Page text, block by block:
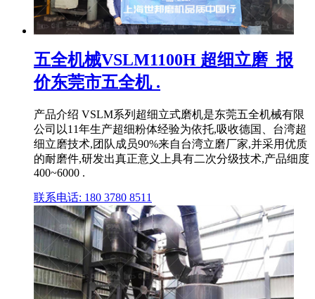
五全机械VSLM1100H 超细立磨_报
价东莞市五全机 .
产品介绍 VSLM系列超细立式磨机是东莞五全机械有限
公司以11年生产超细粉体经验为依托,吸收德国、台湾超
细立磨技术,团队成员90%来自台湾立磨厂家,并采用优质
的耐磨件,研发出真正意义上具有二次分级技术,产品细度
400~6000 .
联系电话: 180 3780 8511